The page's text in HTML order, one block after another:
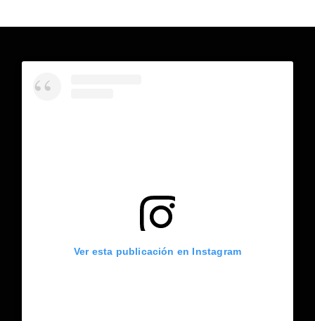
Ver esta publicación en Instagram